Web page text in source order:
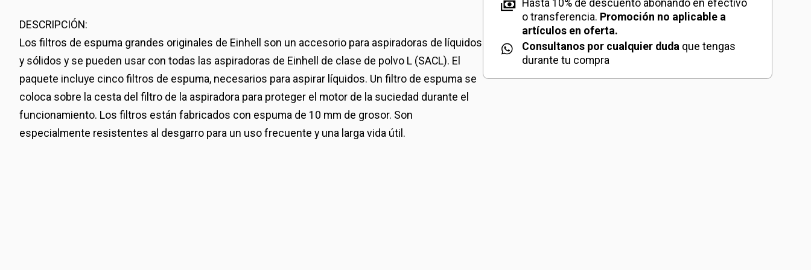
DESCRIPCIÓN:
Los filtros de espuma grandes originales de Einhell son un accesorio para aspiradoras de líquidos
y sólidos y se pueden usar con todas las aspiradoras de Einhell de clase de polvo L (SACL). El
paquete incluye cinco filtros de espuma, necesarios para aspirar líquidos. Un filtro de espuma se
coloca sobre la cesta del filtro de la aspiradora para proteger el motor de la suciedad durante el
funcionamiento. Los filtros están fabricados con espuma de 10 mm de grosor. Son
especialmente resistentes al desgarro para un uso frecuente y una larga vida útil.
Hasta 10% de descuento abonando en efectivo
o transferencia. Promoción no aplicable a
artículos en oferta.
Consultanos por cualquier duda que tengas
durante tu compra